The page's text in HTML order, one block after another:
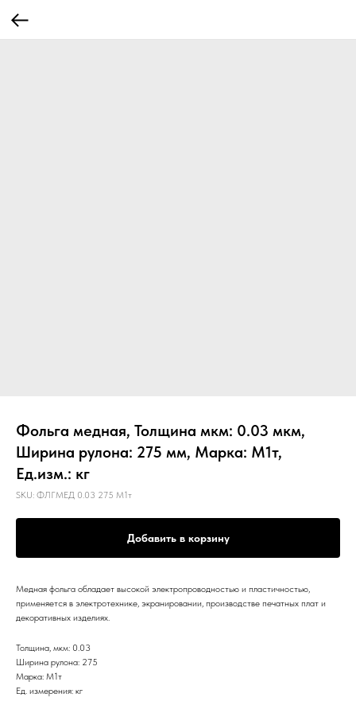
Фольга медная, Толщина мкм: 0.03 мкм,
Ширина рулона: 275 мм, Марка: М1т,
Ед.изм.: кг
SKU: ФЛГМЕД 0.03 275 М1т
Добавить в корзину
Медная фольга обладает высокой электропроводностью и пластичностью,
применяется в электротехнике, экранировании, производстве печатных плат и
декоративных изделиях.
Толщина, мкм: 0.03
Ширина рулона: 275
Марка: М1т
Ед. измерения: кг